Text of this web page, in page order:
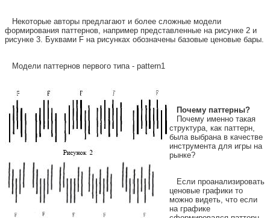
Некоторые авторы предлагают и более сложные модели
формирования паттернов, например представленные на рисунке 2 и
рисунке 3. Буквами F на рисунках обозначены базовые ценовые бары.
Модели паттернов первого типа - pattern1
Почему паттерны?
Почему именно такая
структура, как паттерн,
была выбрана в качестве
инструмента для игры на
рынке?
Если проанализировать
ценовые графики то
можно видеть, что если
на графике